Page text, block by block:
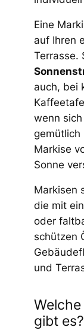
Eine
auf Ihren
Terrasse.
auch, bei
wenn
gemütlich
Markise
Sonne
Markisen
die mit
oder
schützen
und
gibt es?